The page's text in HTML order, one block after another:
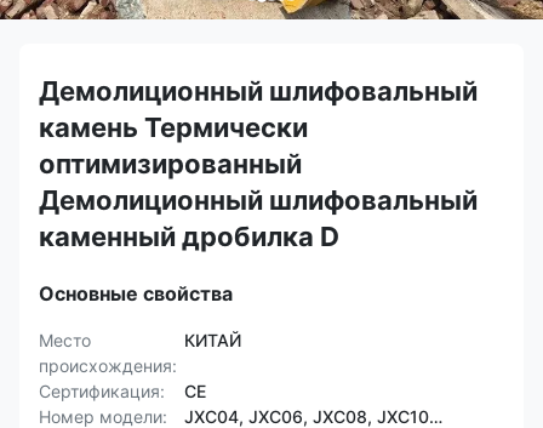
Демолиционный шлифовальный
камень Термически
оптимизированный
Демолиционный шлифовальный
каменный дробилка D
Основные свойства
Место
происхождения:
КИТАЙ
Сертификация:
CE
Номер модели:
JXC04, JXC06, JXC08, JXC10…